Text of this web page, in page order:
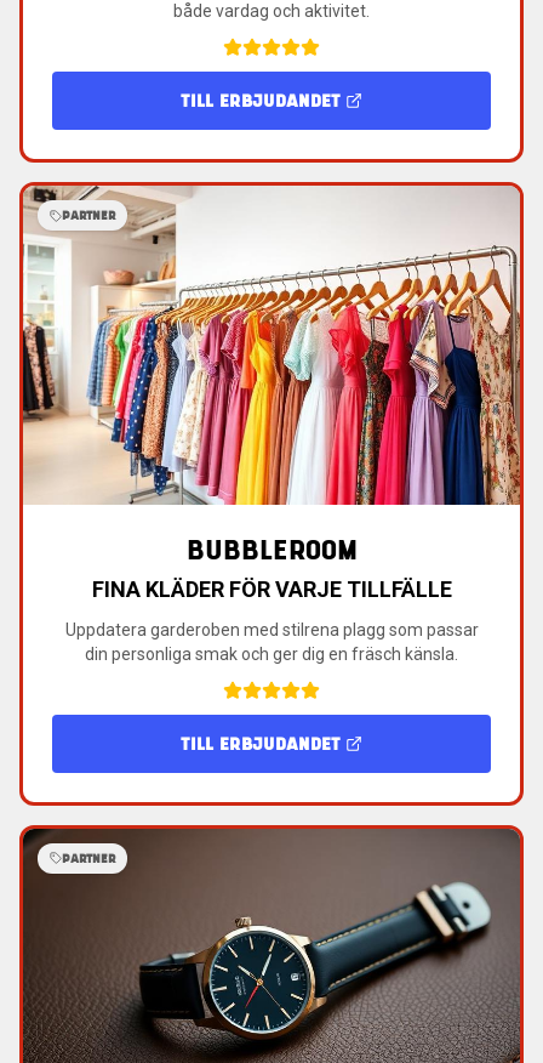
både vardag och aktivitet.
TILL ERBJUDANDET
PARTNER
BUBBLEROOM
FINA KLÄDER FÖR VARJE TILLFÄLLE
Uppdatera garderoben med stilrena plagg som passar
din personliga smak och ger dig en fräsch känsla.
TILL ERBJUDANDET
PARTNER